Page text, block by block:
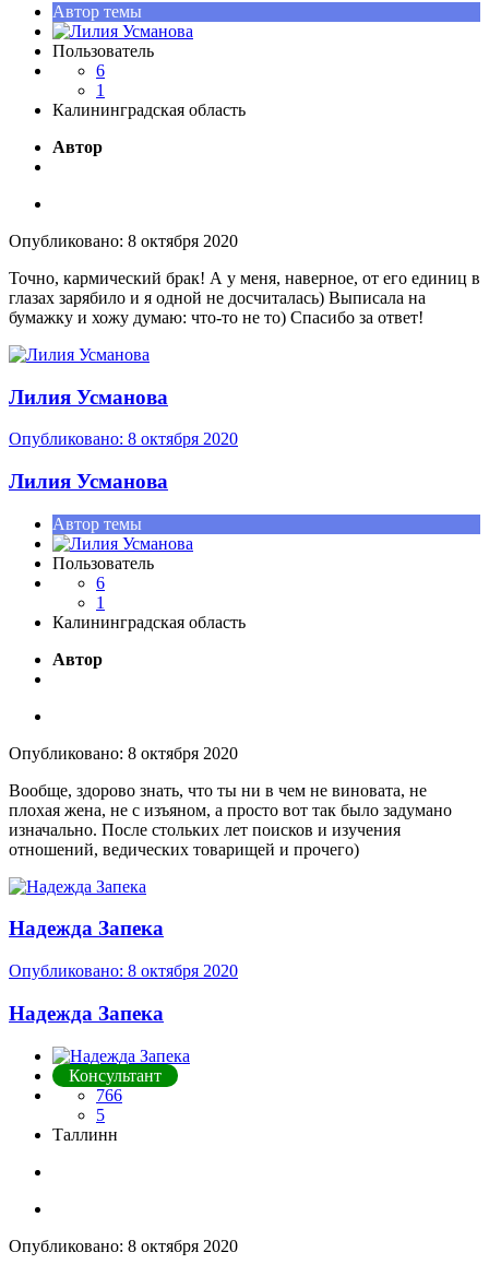
Автор темы
Пользователь
6
1
Калининградская область
Автор
Опубликовано: 8 октября 2020
Точно, кармический брак! А у меня, наверное, от его единиц в
глазах зарябило и я одной не досчиталась) Выписала на
бумажку и хожу думаю: что-то не то) Спасибо за ответ!
Лилия Усманова
Опубликовано: 8 октября 2020
Лилия Усманова
Автор темы
Пользователь
6
1
Калининградская область
Автор
Опубликовано: 8 октября 2020
Вообще, здорово знать, что ты ни в чем не виновата, не
плохая жена, не с изъяном, а просто вот так было задумано
изначально. После стольких лет поисков и изучения
отношений, ведических товарищей и прочего)
Надежда Запека
Опубликовано: 8 октября 2020
Надежда Запека
Консультант
766
5
Таллинн
Опубликовано: 8 октября 2020